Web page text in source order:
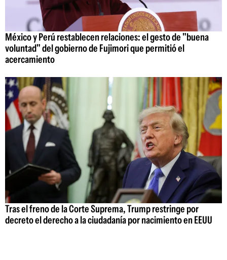
México y Perú restablecen relaciones: el gesto de "buena
voluntad" del gobierno de Fujimori que permitió el
acercamiento
Tras el freno de la Corte Suprema, Trump restringe por
decreto el derecho a la ciudadanía por nacimiento en EEUU